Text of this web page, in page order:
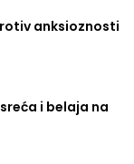
anksioznosti
i belaja na